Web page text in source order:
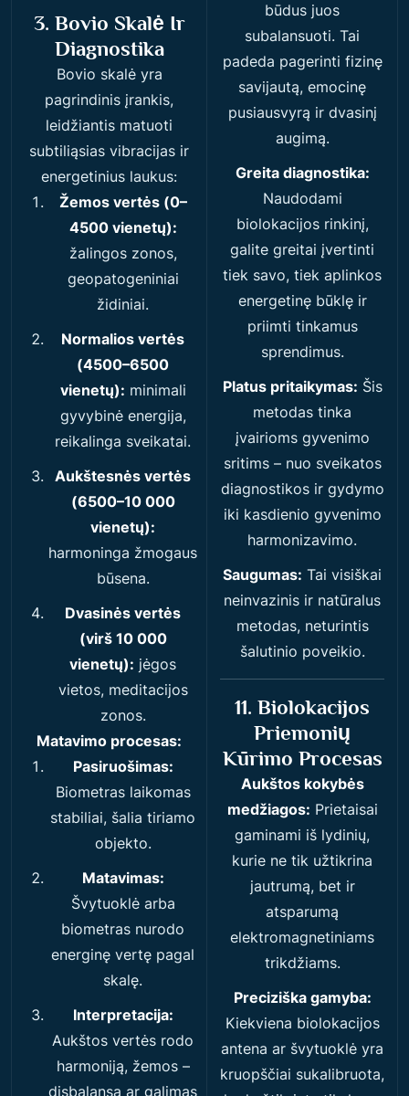
3. Bovio Skalė Ir
Diagnostika
Bovio skalė yra
pagrindinis įrankis,
leidžiantis matuoti
subtiliąsias vibracijas ir
energetinius laukus:
Žemos vertės (0–
4500 vienetų):
žalingos zonos,
geopatogeniniai
židiniai.
Normalios vertės
(4500–6500
vienetų): minimali
gyvybinė energija,
reikalinga sveikatai.
Aukštesnės vertės
(6500–10 000
vienetų):
harmoninga žmogaus
būsena.
Dvasinės vertės
(virš 10 000
vienetų): jėgos
vietos, meditacijos
zonos.
Matavimo procesas:
Pasiruošimas:
Biometras laikomas
stabiliai, šalia tiriamo
objekto.
Matavimas:
Švytuoklė arba
biometras nurodo
energinę vertę pagal
skalę.
Interpretacija:
Aukštos vertės rodo
harmoniją, žemos –
disbalansą ar galimas
būdus juos
subalansuoti. Tai
padeda pagerinti fizinę
savijautą, emocinę
pusiausvyrą ir dvasinį
augimą.
Greita diagnostika:
Naudodami
biolokacijos rinkinį,
galite greitai įvertinti
tiek savo, tiek aplinkos
energetinę būklę ir
priimti tinkamus
sprendimus.
Platus pritaikymas: Šis
metodas tinka
įvairioms gyvenimo
sritims – nuo sveikatos
diagnostikos ir gydymo
iki kasdienio gyvenimo
harmonizavimo.
Saugumas: Tai visiškai
neinvazinis ir natūralus
metodas, neturintis
šalutinio poveikio.
11. Biolokacijos
Priemonių
Kūrimo Procesas
Aukštos kokybės
medžiagos: Prietaisai
gaminami iš lydinių,
kurie ne tik užtikrina
jautrumą, bet ir
atsparumą
elektromagnetiniams
trikdžiams.
Preciziška gamyba:
Kiekviena biolokacijos
antena ar švytuoklė yra
kruopščiai sukalibruota,